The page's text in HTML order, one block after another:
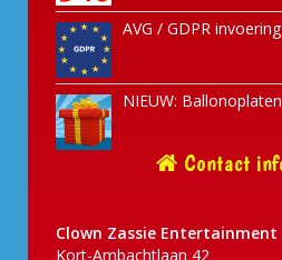
AVG / GDPR invoering
NIEUW:
Contact
Clown Zassie Entertainment
Kort-Ambachtlaan 42